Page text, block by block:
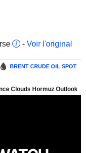
- Voir l'original
BRENT CRUDE OIL SPOT